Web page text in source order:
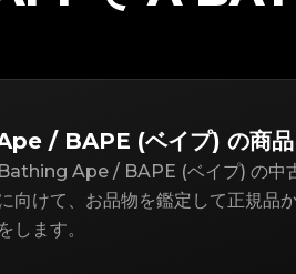
/ BAPE (ベイプ) の商品
Ape / BAPE (ベイプ) の中
向けて、お品物を鑑定して正規品
します。